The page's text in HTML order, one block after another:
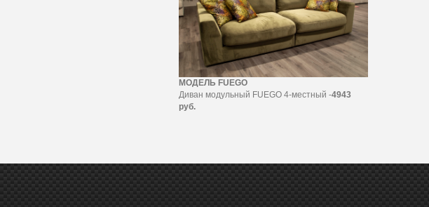
МОДЕЛЬ FUEGO
Диван модульный FUEGO 4-местный -4943
руб.